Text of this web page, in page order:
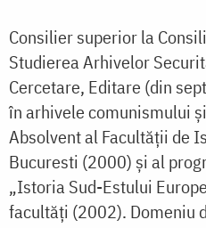
Consilier superior la
Studierea Arhivelor
Cercetare, Editare (din
în arhivele comunismului
Absolvent al Facultăţii de
Bucuresti (2000) şi al
„Istoria Sud-Estului
facultăţi (2002). Domeniu